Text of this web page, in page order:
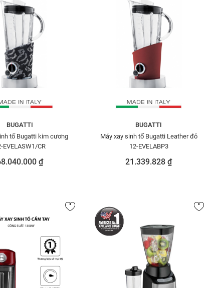
BUGATTI
tố Bugatti kim cương
EVELASW1/CR
₫
BUGATTI
Máy xay sinh tố Bugatti Leather đỏ
12-EVELABP3
21.339.828 ₫